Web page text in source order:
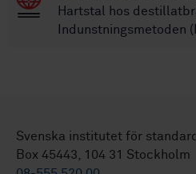
Hartstal hos
Indunstningsmetoden
Svenska institutet för
Box 45443, 104 31 Stockholm